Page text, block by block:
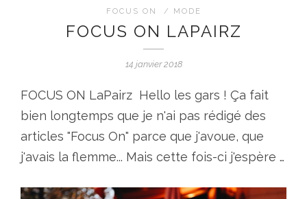
FOCUS ON / MODE
FOCUS ON LAPAIRZ
14 janvier 2018
FOCUS ON LaPairz Hello les gars ! Ça fait
bien longtemps que je n'ai pas rédigé des
articles "Focus On" parce que j'avoue, que
j'avais la flemme... Mais cette fois-ci j'espère …